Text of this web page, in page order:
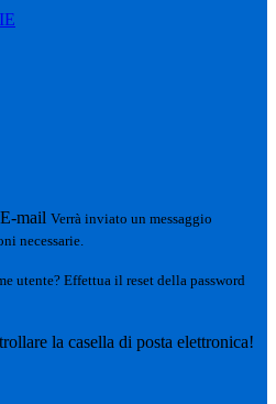
E-mail Verrà inviato un messaggio
necessarie.
utente? Effettua il reset della password
la casella di posta elettronica!